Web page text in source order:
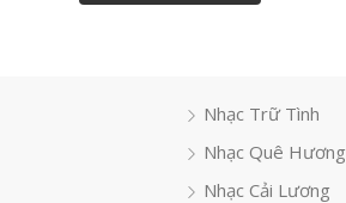
Nhạc Trữ Tình
Nhạc Quê Hương
Nhạc Cải Lương